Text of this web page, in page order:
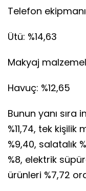
Telefon
Ütü: %14,63
Makyaj
Havuç: %12,65
Bunun yanı
%11,74, tek kişilik
%9,40, salatalık
%8, elektrik
ürünleri %7,72